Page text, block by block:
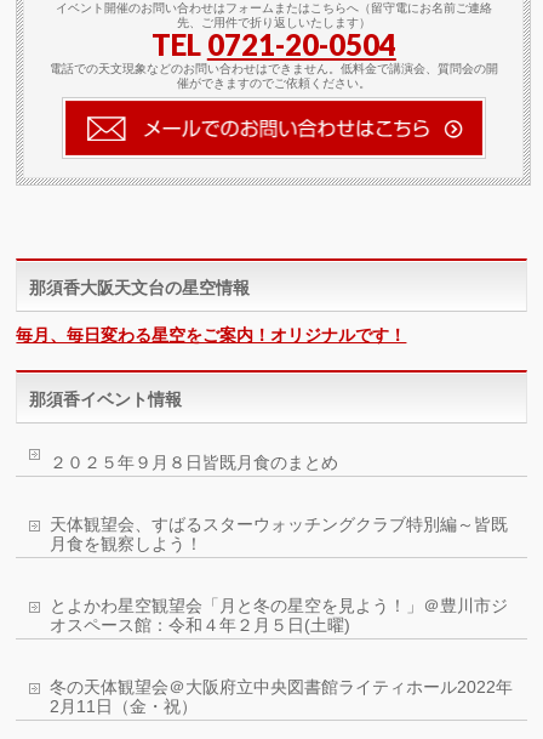
イベント開催のお問い合わせはフォームまたはこちらへ（留守電にお名前ご連絡
先、ご用件で折り返しいたします）
TEL 0721-20-0504
電話での天文現象などのお問い合わせはできません。低料金で講演会、質問会の開
催ができますのでご依頼ください。
那須香大阪天文台の星空情報
毎月、毎日変わる星空をご案内！オリジナルです！
那須香イベント情報
２０２５年９月８日皆既月食のまとめ
天体観望会、すばるスターウォッチングクラブ特別編～皆既
月食を観察しよう！
とよかわ星空観望会「月と冬の星空を見よう！」＠豊川市ジ
オスペース館：令和４年２月５日(土曜)
冬の天体観望会＠大阪府立中央図書館ライティホール2022年
2月11日（金・祝）